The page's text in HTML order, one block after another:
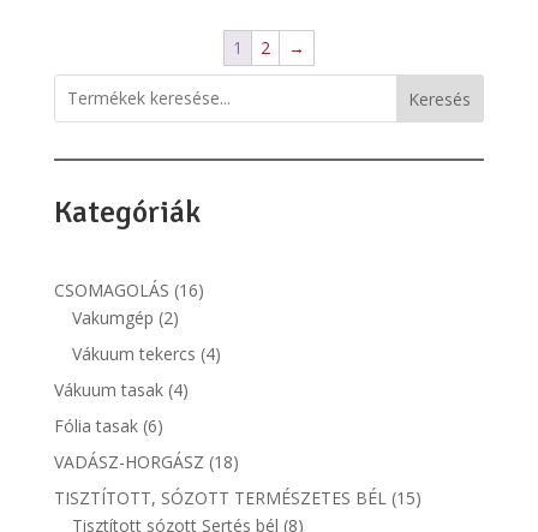
1 2 →
Keresés
Kategóriák
CSOMAGOLÁS 1616
Vakumgép 22
termék
Vákuum tekercs 44
Vákuum tasak 44
Fólia tasak 66
termék
VADÁSZ-HORGÁSZ 1818
termék
TISZTÍTOTT, SÓZOTT TERMÉSZETES BÉL 1515
Tisztított sózott Sertés bél 88